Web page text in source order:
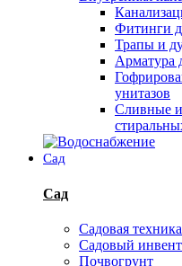
Фитинги
Трапы и
Арматура
унитазов
Сливные
Сад
Сад
Садовая техника
Садовый
Почвогрунт